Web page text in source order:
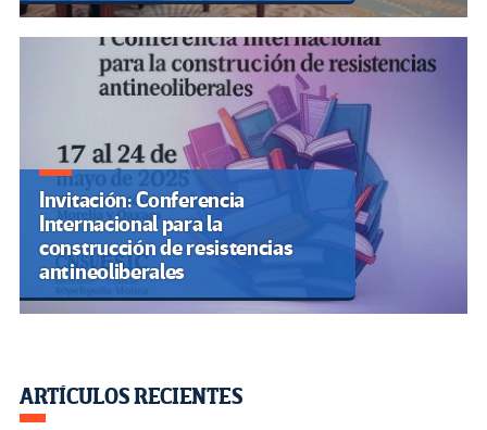
Invitación: Conferencia
Internacional para la
construcción de resistencias
antineoliberales
ARTÍCULOS RECIENTES